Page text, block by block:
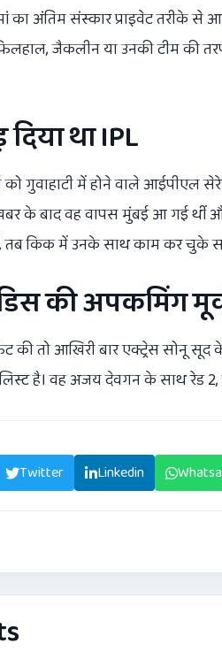
का अंतिम संस्कार प्राइवेट तरीके से
जैकलीन या उनकी टीम की
था IPL
को गुवाहाटी में होने वाले आईपीएल
के बाद वह वापस मुंबई आ गई थीं
तब किक में उनके साथ काम कर चुके
की अपकमिंग
की तो आखिरी बार एक्ट्रेस सोनू
है। वह अजय देवगन के साथ
Twitter Linkedin